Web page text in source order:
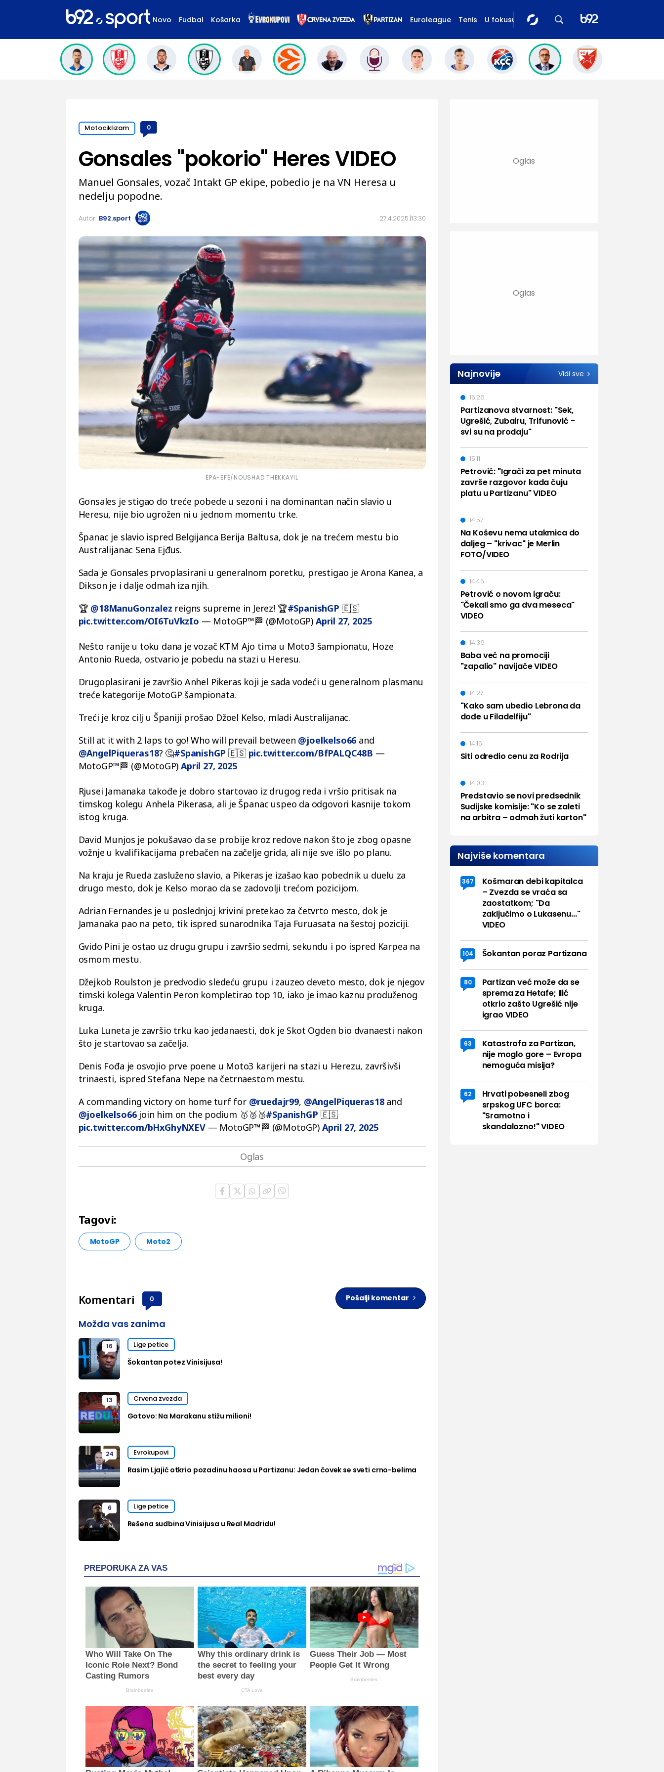
Novo Fudbal Košarka Euroleague Tenis U fokusu
Motociklizam 0
27.4.2025. 13:30
Gonsales "pokorio" Heres VIDEO
Manuel Gonsales, vozač Intakt GP ekipe, pobedio je na VN Heresa u
nedelju popodne.
Autor: B92.sport
EPA-EFE/NOUSHAD THEKKAYIL
Gonsales je stigao do treće pobede u sezoni i na dominantan način slavio u
Heresu, nije bio ugrožen ni u jednom momentu trke.
Španac je slavio ispred Belgijanca Berija Baltusa, dok je na trećem mestu bio
Australijanac Sena Ejđus.
Sada je Gonsales prvoplasirani u generalnom poretku, prestigao je Arona Kanea, a
Dikson je i dalje odmah iza njih.
🏆 @18ManuGonzalez reigns supreme in Jerez! 🏆#SpanishGP 🇪🇸
pic.twitter.com/OI6TuVkzIo — MotoGP™🏁 (@MotoGP) April 27, 2025
Nešto ranije u toku dana je vozač KTM Ajo tima u Moto3 šampionatu, Hoze
Antonio Rueda, ostvario je pobedu na stazi u Heresu.
Drugoplasirani je završio Anhel Pikeras koji je sada vodeći u generalnom plasmanu
treće kategorije MotoGP šampionata.
Treći je kroz cilj u Španiji prošao Džoel Kelso, mladi Australijanac.
Still at it with 2 laps to go! Who will prevail between @joelkelso66 and
@AngelPiqueras18? 🤔#SpanishGP 🇪🇸 pic.twitter.com/BfPALQC48B —
MotoGP™🏁 (@MotoGP)April 27, 2025
Rjusei Jamanaka takođe je dobro startovao iz drugog reda i vršio pritisak na
timskog kolegu Anhela Pikerasa, ali je Španac uspeo da odgovori kasnije tokom
istog kruga.
David Munjos je pokušavao da se probije kroz redove nakon što je zbog opasne
vožnje u kvalifikacijama prebačen na začelje grida, ali nije sve išlo po planu.
Na kraju je Rueda zasluženo slavio, a Pikeras je izašao kao pobednik u duelu za
drugo mesto, dok je Kelso morao da se zadovolji trećom pozicijom.
Adrian Fernandes je u poslednjoj krivini pretekao za četvrto mesto, dok je
Jamanaka pao na peto, tik ispred sunarodnika Taja Furuasata na šestoj poziciji.
Gvido Pini je ostao uz drugu grupu i završio sedmi, sekundu i po ispred Karpea na
osmom mestu.
Džejkob Roulston je predvodio sledeću grupu i zauzeo deveto mesto, dok je njegov
timski kolega Valentin Peron kompletirao top 10, iako je imao kaznu produženog
kruga.
Luka Luneta je završio trku kao jedanaesti, dok je Skot Ogden bio dvanaesti nakon
što je startovao sa začelja.
Denis Fođa je osvojio prve poene u Moto3 karijeri na stazi u Herezu, završivši
trinaesti, ispred Stefana Nepe na četrnaestom mestu.
A commanding victory on home turf for @ruedajr99, @AngelPiqueras18and
@joelkelso66join him on the podium 🥇🥈🥉#SpanishGP 🇪🇸
pic.twitter.com/bHxGhyNXEV— MotoGP™🏁 (@MotoGP) April 27, 2025
Tagovi:
MotoGP Moto2
Komentari 0 Pošalji komentar
Možda vas zanima
16 Lige petice
Šokantan potez Vinisijusa!
13 Crvena zvezda
Gotovo: Na Marakanu stižu milioni!
24 Evrokupovi
Rasim Ljajić otkrio pozadinu haosa u Partizanu: Jedan čovek se sveti crno-belima
6 Lige petice
Rešena sudbina Vinisijusa u Real Madridu!
PREPORUKA ZA VAS
Who Will Take On The
Iconic Role Next? Bond
Casting Rumors
Brainberries
Why this ordinary drink is
the secret to feeling your
best every day
CTA Love
Guess Their Job — Most
People Get It Wrong
Brainberries
Najnovije Vidi sve
Partizanova stvarnost: "Sek,
Ugrešić, Zubairu, Trifunović -
svi su na prodaju"
15:26
Petrović: "Igrači za pet minuta
završe razgovor kada čuju
platu u Partizanu" VIDEO
15:11
Na Koševu nema utakmica do
daljeg – "krivac" je Merlin
FOTO/VIDEO
14:57
Petrović o novom igraču:
"Čekali smo ga dva meseca"
VIDEO
14:45
Baba već na promociji
"zapalio" navijače VIDEO
14:36
"Kako sam ubedio Lebrona da
dođe u Filadelfiju"
14:27
Siti odredio cenu za Rodrija
14:15
Predstavio se novi predsednik
Sudijske komisije: "Ko se zaleti
na arbitra – odmah žuti karton"
14:03
Najviše komentara
367
Košmaran debi kapitalca
– Zvezda se vraća sa
zaostatkom; "Da
zaključimo o Lukasenu..."
VIDEO
104 Šokantan poraz Partizana
80
Partizan već može da se
sprema za Hetafe; Ilić
otkrio zašto Ugrešić nije
igrao VIDEO
63
Katastrofa za Partizan,
nije moglo gore – Evropa
nemoguća misija?
62
Hrvati pobesneli zbog
srpskog UFC borca:
"Sramotno i
skandalozno!" VIDEO